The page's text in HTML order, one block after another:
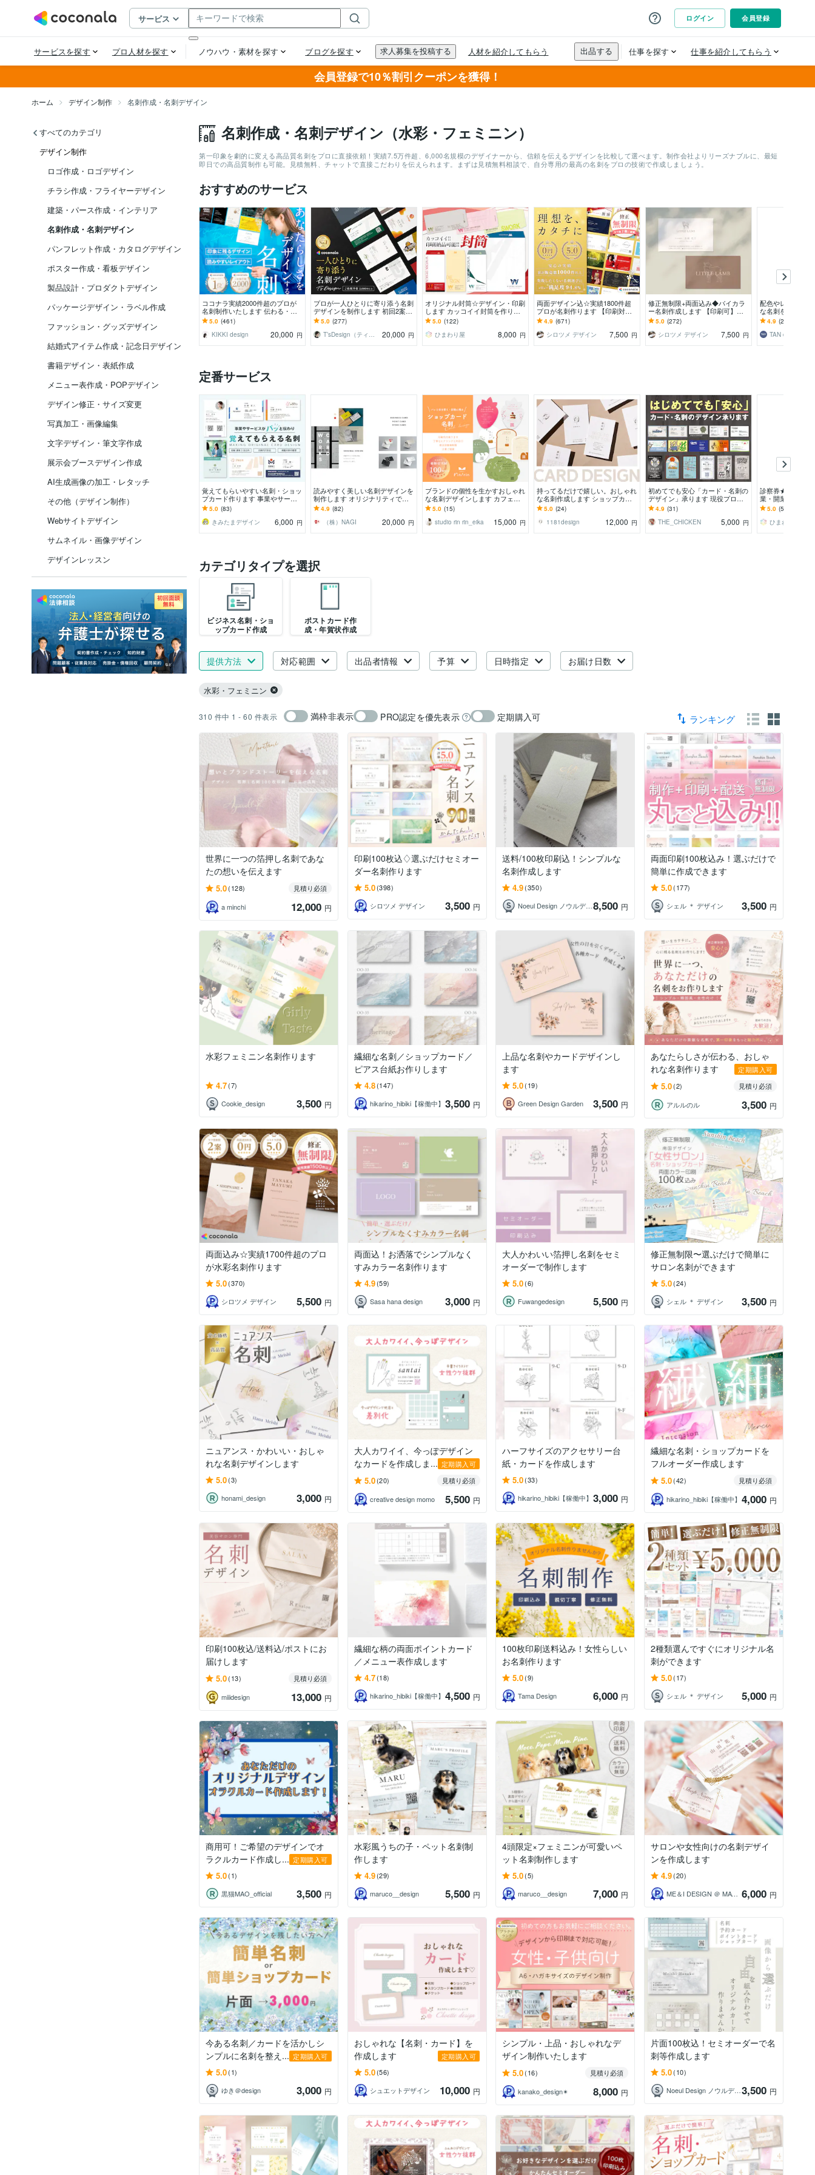
会員登録で10％割引クーポンを獲得！
ホーム デザイン制作 名刺作成・名刺デザイン
すべてのカテゴリ
デザイン制作
ロゴ作成・ロゴデザイン
チラシ作成・フライヤーデザイン
建築・パース作成・インテリア
名刺作成・名刺デザイン
パンフレット作成・カタログデザイン
ポスター作成・看板デザイン
製品設計・プロダクトデザイン
パッケージデザイン・ラベル作成
ファッション・グッズデザイン
結婚式アイテム作成・記念日デザイン
書籍デザイン・表紙作成
メニュー表作成・POPデザイン
デザイン修正・サイズ変更
写真加工・画像編集
文字デザイン・筆文字作成
展示会ブースデザイン作成
AI生成画像の加工・レタッチ
その他（デザイン制作）
Webサイトデザイン
サムネイル・画像デザイン
デザインレッスン
名刺作成・名刺デザイン（水彩・フェミニン）
第一印象を劇的に変える高品質名刺をプロに直接依頼！実績7.5万件超、6,000名規模のデザイナーから、信頼を伝えるデザインを比較して選べます。制作会社よりリーズナブルに、最短
即日での高品質制作も可能。見積無料、チャットで直接こだわりを伝えられます。まずは見積無料相談で、自分専用の最高の名刺をプロの技術で作成しましょう。
おすすめのサービス
ココナラ実績2000件超のプロが
名刺制作いたします 伝わる・印
象に残る・魅せる名刺をデザイン
します。
5.0 (461)
KIKKI design
20,000 円
プロが一人ひとりに寄り添う名刺
デザインを制作します 初回2案ご
提案！ショップカード、スタンプ
カードも！
5.0 (277)
T’sDesign（ティーズデザイン）
20,000 円
オリジナル封筒☆デザイン・印刷
します カッコイイ封筒を作りた
い人へ！
5.0 (122)
ひまわり屋
8,000 円
両面デザイン込☆実績1800件超
プロが名刺作ります 【印刷対応
可】周りと差がつくあなただけの
ハイクオリティ名刺
4.9 (671)
シロツメ デザイン
7,500 円
修正無制限+両面込み◆バイカラ
ー名刺作成します 【印刷可】シ
ョップカード デザイン カラー 名
刺 制作 作成
5.0 (272)
シロツメ デザイン
7,500 円
配色やレイアウ
な名刺を制作し
修正回数無制限
無料／印刷対応◯
4.9 (273)
TAN design
定番サービス
覚えてもらいやすい名刺・ショッ
プカード作ります 事業やサービ
スの魅力がパッと伝わり会話のき
っかけになる名刺
5.0 (83)
きみたまデザイン
6,000 円
読みやすく美しい名刺デザインを
制作します オリジナリティで印
象に残る名刺デザインをします！
4.9 (82)
（株）NAGI
20,000 円
ブランドの個性を生かすおしゃれ
な名刺デザインします カフェ・
美容・サロン・クリニック【Can
vaデータ可】
5.0 (15)
studio rin rin_eika
15,000 円
持ってるだけで嬉しい。おしゃれ
な名刺作成します ショップカー
ド・サンクスカードも制作可能で
す
5.0 (24)
1181design
12,000 円
初めてでも安心「カード・名刺の
デザイン」承ります 現役プロが
シンプルからポップまで「印象的
で伝わる」をご提案
4.9 (31)
THE_CHICKEN
5,000 円
診察券★制作・印
業・開業時にも
が必要な人へ！
5.0 (56)
ひまわり屋
カテゴリタイプを選択
ビジネス名刺・ショ
ップカード作成
ポストカード作
成・年賀状作成
提供方法 対応範囲 出品者情報 予算 日時指定 お届け日数
水彩・フェミニン
310 件中 1 - 60 件表示 満枠非表示 PRO認定を優先表示 定期購入可 ランキング
世界に一つの箔押し名刺であな
たの想いを伝えます
5.0(128)
見積り必須
a minchi
12,000 円
印刷100枚込♢選ぶだけセミオー
ダー名刺作ります
5.0(398)
シロツメ デザイン
3,500 円
送料/100枚印刷込！シンプルな
名刺作成します
4.9(350)
Noeul Design ノウルデザイン 8,500 円
両面印刷100枚込み！選ぶだけで
簡単に作成できます
5.0(177)
シェル ＊ デザイン
3,500 円
水彩フェミニン名刺作ります
4.7(7)
Cookie_design
3,500 円
繊細な名刺／ショップカード／
ピアス台紙お作りします
4.8(147)
hikarino_hibiki【稼働中】 3,500 円
上品な名刺やカードデザインし
ます
5.0(19)
Green Design Garden
3,500 円
あなたらしさが伝わる、おしゃ
れな名刺作ります
定期購入可
5.0(2)
見積り必須
アルルのル
3,500 円
両面込み☆実績1700件超のプロ
が水彩名刺作ります
5.0(370)
シロツメ デザイン
5,500 円
両面込！お洒落でシンプルなく
すみカラー名刺作ります
4.9(59)
Sasa hana design
3,000 円
大人かわいい箔押し名刺をセミ
オーダーで制作します
5.0(6)
Fuwangedesign
5,500 円
修正無制限〜選ぶだけで簡単に
サロン名刺ができます
5.0(24)
シェル ＊ デザイン
3,500 円
ニュアンス・かわいい・おしゃ
れな名刺デザインします
5.0(3)
honami_design
3,000 円
大人カワイイ、今っぽデザイン
なカードを作成しま... 定期購入可
5.0(20)
見積り必須
creative design momo
5,500 円
ハーフサイズのアクセサリー台
紙・カードを作成します
5.0(33)
hikarino_hibiki【稼働中】 3,000 円
繊細な名刺・ショップカードを
フルオーダー作成します
5.0(42)
見積り必須
hikarino_hibiki【稼働中】 4,000 円
印刷100枚込/送料込/ポストにお
届けします
5.0(13)
見積り必須
miiidesign
13,000 円
繊細な柄の両面ポイントカード
／メニュー表作成します
4.7(18)
hikarino_hibiki【稼働中】 4,500 円
100枚印刷送料込み！女性らしい
お名刺作ります
5.0(9)
Tama Design
6,000 円
2種類選んですぐにオリジナル名
刺ができます
5.0(17)
シェル ＊ デザイン
5,000 円
商用可！ご希望のデザインでオ
ラクルカード作成し... 定期購入可
5.0(1)
黒猫MAO_official
3,500 円
水彩風うちの子・ペット名刺制
作します
4.9(29)
maruco__design
5,500 円
4頭限定×フェミニンが可愛いペ
ット名刺制作します
5.0(5)
maruco__design
7,000 円
サロンや女性向けの名刺デザイ
ンを作成します
4.9(20)
ME＆I DESIGN ＠ MAYLO
6,000 円
今ある名刺／カードを活かしシ
ンプルに名刺を整え... 定期購入可
5.0(1)
ゆき＠design
3,000 円
おしゃれな【名刺・カード】を
作成します
定期購入可
5.0(56)
シュエットデザイン
10,000 円
シンプル・上品・おしゃれなデ
ザイン制作いたします
5.0(16)
見積り必須
kanako_design✴︎
8,000 円
片面100枚込！セミオーダーで名
刺等作成します
5.0(10)
Noeul Design ノウルデザイン 3,500 円